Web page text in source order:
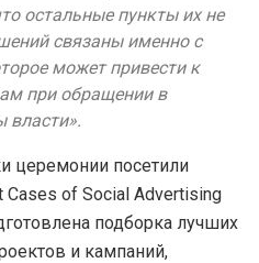
остальные пункты их не
связаны именно с
может привести к
при обращении в
власти».
церемонии посетили
of Social Advertising
подборка лучших
и кампаний,